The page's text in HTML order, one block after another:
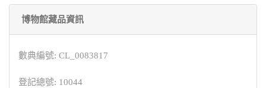
博物館藏品資訊
數典編號: CL_0083817
登記總號: 10044